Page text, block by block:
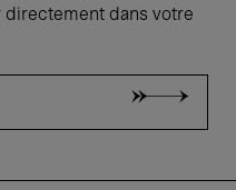
directement dans votre